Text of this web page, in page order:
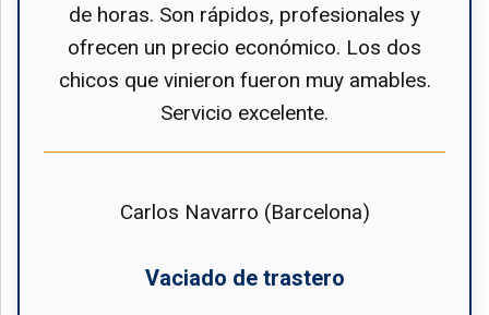
de horas. Son rápidos, profesionales y
ofrecen un precio económico. Los dos
chicos que vinieron fueron muy amables.
Servicio excelente.
Carlos Navarro (Barcelona)
Vaciado de trastero